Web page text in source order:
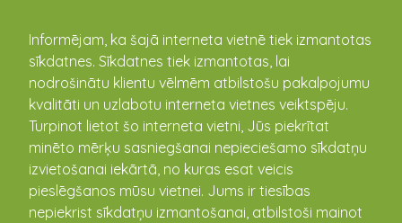
Informējam, ka šajā interneta vietnē tiek izmantotas
sīkdatnes. Sīkdatnes tiek izmantotas, lai
nodrošinātu klientu vēlmēm atbilstošu pakalpojumu
kvalitāti un uzlabotu interneta vietnes veiktspēju.
Turpinot lietot šo interneta vietni, Jūs piekrītat
minēto mērķu sasniegšanai nepieciešamo sīkdatņu
izvietošanai iekārtā, no kuras esat veicis
pieslēgšanos mūsu vietnei. Jums ir tiesības
nepiekrist sīkdatņu izmantošanai, atbilstoši mainot
kandava.lv
PASĀKUMU
KALENDĀRS